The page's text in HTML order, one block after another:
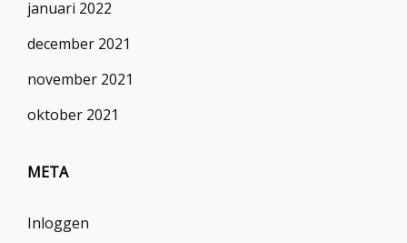
januari 2022
december 2021
november 2021
oktober 2021
META
Inloggen